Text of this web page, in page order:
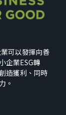
可以發揮向善
企業ESG轉
造獲利、同時
。